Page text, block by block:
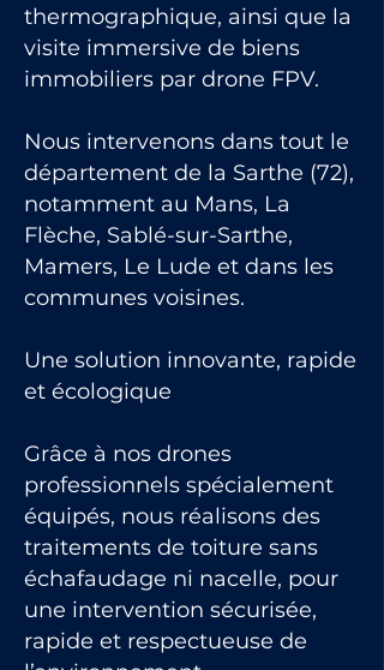
thermographique, ainsi que la
visite immersive de biens
immobiliers par drone FPV.
Nous intervenons dans tout le
département de la Sarthe (72),
notamment au Mans, La
Flèche, Sablé-sur-Sarthe,
Mamers, Le Lude et dans les
communes voisines.
Une solution innovante, rapide
et écologique
Grâce à nos drones
professionnels spécialement
équipés, nous réalisons des
traitements de toiture sans
échafaudage ni nacelle, pour
une intervention sécurisée,
rapide et respectueuse de